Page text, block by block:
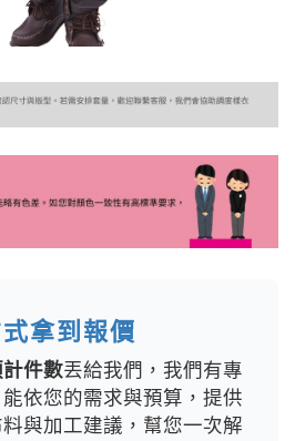
拿到報價
件數丟給我們，我們有專
依您的需求與預算，提供
與加工建議，幫您一次解